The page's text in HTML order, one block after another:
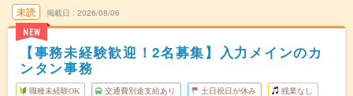
未読
NEW
掲載日 2026/08/06
【事務未経験歓迎！2名募集】入力メインのカ
ンタン事務
職種未経験OK 交通費別途支給あり 土日祝日が休み 残業なし